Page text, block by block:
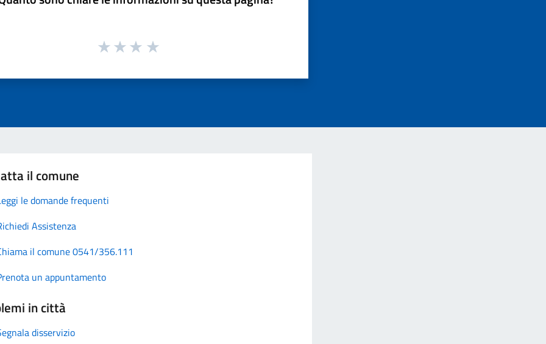
il comune
le domande frequenti
Assistenza
il comune 0541/356.111
un appuntamento
in città
disservizio